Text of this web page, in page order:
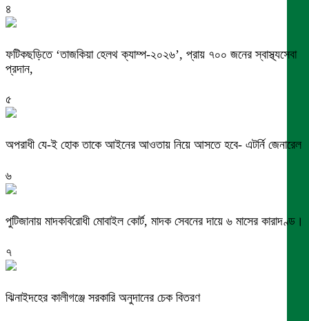
৪
ফটিকছড়িতে ‘তাজকিয়া হেলথ ক্যাম্প-২০২৬’, প্রায় ৭০০ জনের স্বাস্থ্যসেবা
প্রদান,
৫
অপরাধী যে-ই হোক তাকে আইনের আওতায় নিয়ে আসতে হবে- এটর্নি জেনারেল
৬
পুটিজানায় মাদকবিরোধী মোবাইল কোর্ট, মাদক সেবনের দায়ে ৬ মাসের কারাদণ্ড।
৭
ঝিনাইদহের কালীগঞ্জে সরকারি অনুদানের চেক বিতরণ